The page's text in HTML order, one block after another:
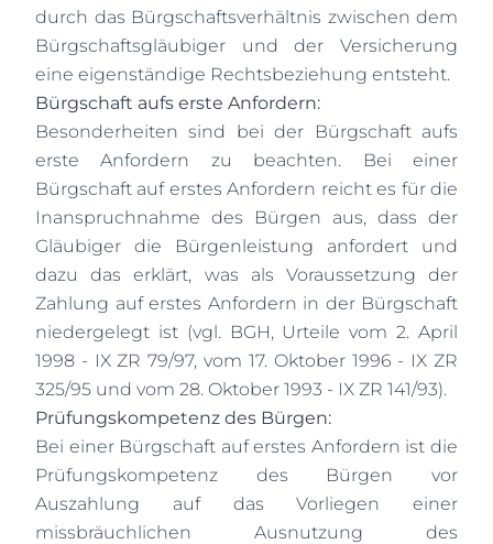
durch das Bürgschaftsverhältnis zwischen dem
Bürgschaftsgläubiger und der Versicherung
eine eigenständige Rechtsbeziehung entsteht.
Bürgschaft aufs erste Anfordern:
Besonderheiten sind bei der Bürgschaft aufs
erste Anfordern zu beachten. Bei einer
Bürgschaft auf erstes Anfordern reicht es für die
Inanspruchnahme des Bürgen aus, dass der
Gläubiger die Bürgenleistung anfordert und
dazu das erklärt, was als Voraussetzung der
Zahlung auf erstes Anfordern in der Bürgschaft
niedergelegt ist (vgl. BGH, Urteile vom 2. April
1998 - IX ZR 79/97, vom 17. Oktober 1996 - IX ZR
325/95 und vom 28. Oktober 1993 - IX ZR 141/93).
Prüfungskompetenz des Bürgen:
Bei einer Bürgschaft auf erstes Anfordern ist die
Prüfungskompetenz des Bürgen vor
Auszahlung auf das Vorliegen einer
missbräuchlichen Ausnutzung des